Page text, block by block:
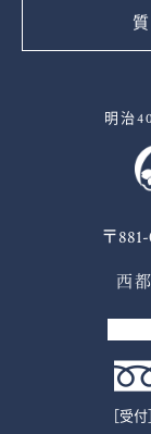
明治
〒
西
［受付］